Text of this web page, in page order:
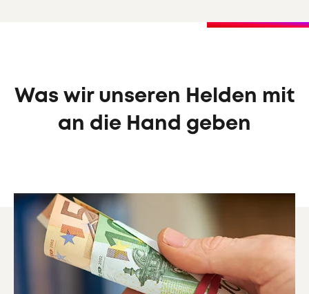
Was wir unseren Helden mit
an die Hand geben